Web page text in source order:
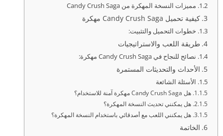
مميزات النسخة المهكرة من Candy Crush Saga
كيفية تحميل Candy Crush Saga مهكرة
خطوات التحميل والتثبيت:
طريقة اللعب والاستراتيجيات
نصائح للنجاح في Candy Crush Saga مهكرة:
الأحداث والتحديثات المستمرة
الأسئلة الشائعة
هل Candy Crush Saga مهكرة آمنة للاستخدام؟
هل يمكنني تحديث النسخة المهكرة؟
هل يمكنني اللعب مع أصدقائي باستخدام النسخة المهكرة؟
الخاتمة